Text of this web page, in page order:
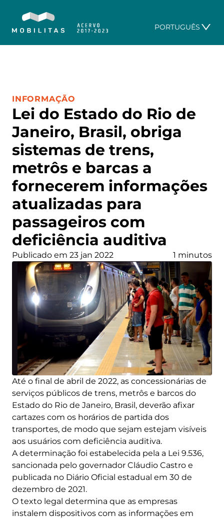
PORTUGUÊS
Lei do Estado do Rio de
Janeiro, Brasil, obriga
sistemas de trens,
metrôs e barcas a
fornecerem informações
atualizadas para
passageiros com
deficiência auditiva
CATEGORIA:
INFORMAÇÃO
Publicado em 23 jan 2022 1 minutos
Até o final de abril de 2022, as concessionárias de
serviços públicos de trens, metrôs e barcos do
Estado do Rio de Janeiro, Brasil, deverão afixar
cartazes com os horários de partida dos
transportes, de modo que sejam estejam visíveis
aos usuários com deficiência auditiva.
A determinação foi estabelecida pela a Lei 9.536,
sancionada pelo governador Cláudio Castro e
publicada no Diário Oficial estadual em 30 de
dezembro de 2021.
O texto legal determina que as empresas
instalem dispositivos com as informações em